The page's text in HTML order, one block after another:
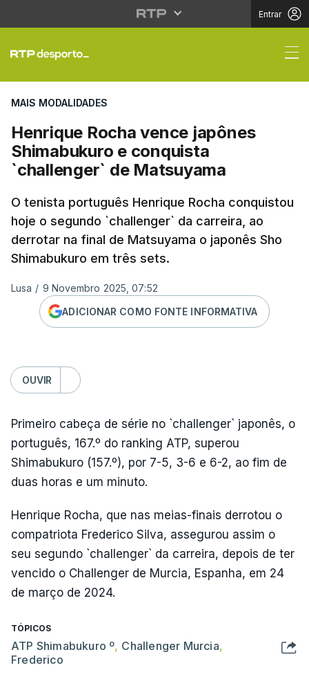
Entrar
Henrique Rocha
MAIS MODALIDADES
Henrique Rocha vence japônes
Shimabukuro e conquista
`challenger` de Matsuyama
O tenista português Henrique Rocha conquistou
hoje o segundo `challenger` da carreira, ao
derrotar na final de Matsuyama o japonês Sho
Shimabukuro em três sets.
Lusa / 9 Novembro 2025, 07:52
ADICIONAR COMO FONTE INFORMATIVA
OUVIR
Primeiro cabeça de série no `challenger` japonês, o
português, 167.º do ranking ATP, superou
Shimabukuro (157.º), por 7-5, 3-6 e 6-2, ao fim de
duas horas e um minuto.
Henrique Rocha, que nas meias-finais derrotou o
compatriota Frederico Silva, assegurou assim o
seu segundo `challenger` da carreira, depois de ter
vencido o Challenger de Murcia, Espanha, em 24
de março de 2024.
TÓPICOS
ATP Shimabukuro º, Challenger Murcia,
Frederico